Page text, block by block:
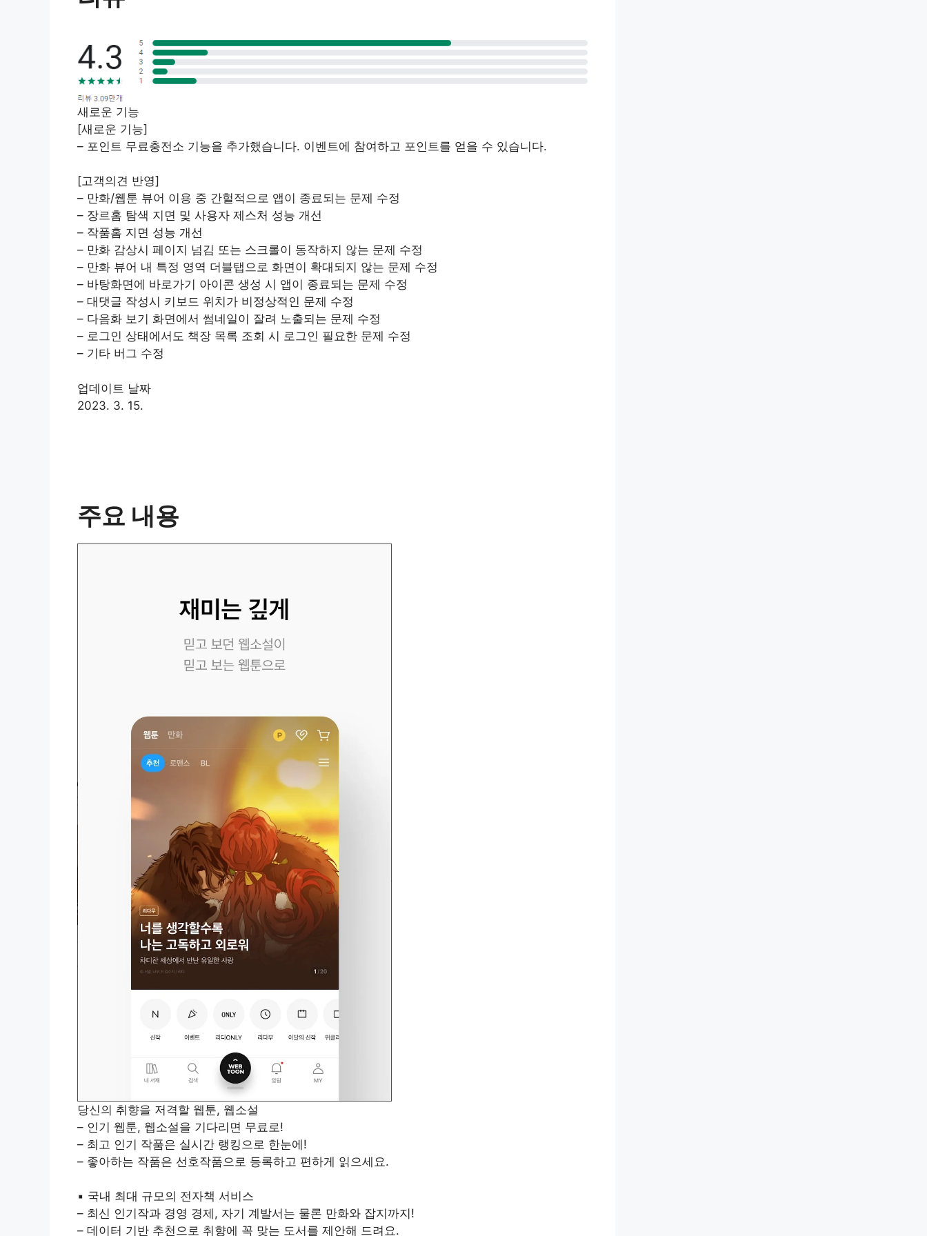
새로운 기능
[새로운 기능]
– 포인트 무료충전소 기능을 추가했습니다. 이벤트에 참여하고 포인트를 얻을 수 있습니다.
[고객의견 반영]
– 만화/웹툰 뷰어 이용 중 간헐적으로 앱이 종료되는 문제 수정
– 장르홈 탐색 지면 및 사용자 제스처 성능 개선
– 작품홈 지면 성능 개선
– 만화 감상시 페이지 넘김 또는 스크롤이 동작하지 않는 문제 수정
– 만화 뷰어 내 특정 영역 더블탭으로 화면이 확대되지 않는 문제 수정
– 바탕화면에 바로가기 아이콘 생성 시 앱이 종료되는 문제 수정
– 대댓글 작성시 키보드 위치가 비정상적인 문제 수정
– 다음화 보기 화면에서 썸네일이 잘려 노출되는 문제 수정
– 로그인 상태에서도 책장 목록 조회 시 로그인 필요한 문제 수정
– 기타 버그 수정
업데이트 날짜
2023. 3. 15.
주요 내용
당신의 취향을 저격할 웹툰, 웹소설
– 인기 웹툰, 웹소설을 기다리면 무료로!
– 최고 인기 작품은 실시간 랭킹으로 한눈에!
– 좋아하는 작품은 선호작품으로 등록하고 편하게 읽으세요.
▪ 국내 최대 규모의 전자책 서비스
– 최신 인기작과 경영 경제, 자기 계발서는 물론 만화와 잡지까지!
– 데이터 기반 추천으로 취향에 꼭 맞는 도서를 제안해 드려요.